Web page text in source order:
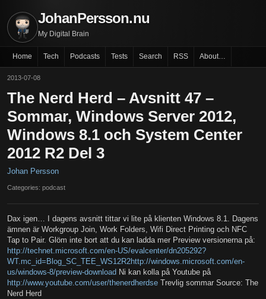
JohanPersson.nu
My Digital Brain
Home Tech Podcasts Tests Search RSS About…
2013-07-08
The Nerd Herd – Avsnitt 47 –
Sommar, Windows Server 2012,
Windows 8.1 och System Center
2012 R2 Del 3
Johan Persson
Categories: podcast
Dax igen… I dagens avsnitt tittar vi lite på klienten Windows 8.1. Dagens
ämnen är Workgroup Join, Work Folders, Wifi Direct Printing och NFC
Tap to Pair. Glöm inte bort att du kan ladda mer Preview versionerna på:
http://technet.microsoft.com/en-US/evalcenter/dn205292?
WT.mc_id=Blog_SC_TEE_WS12R2http://windows.microsoft.com/en-
us/windows-8/preview-download Ni kan kolla på Youtube på
http://www.youtube.com/user/thenerdherdse Trevlig sommar Source: The
Nerd Herd